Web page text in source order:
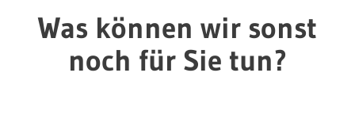
Was können wir sonst
noch für Sie tun?